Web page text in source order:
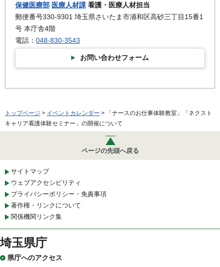
保健医療部 医療人材課 看護・医療人材担当
郵便番号330-9301 埼玉県さいたま市浦和区高砂三丁目15番1
号 本庁舎4階
電話： 048-830-3543
お問い合わせフォーム
トップページ > イベントカレンダー > 「ナースのお仕事体験教室」「ネクスト
キャリア看護体験セミナー」の開催について
ページの先頭へ戻る
サイトマップ
ウェブアクセシビリティ
プライバシーポリシー・免責事項
著作権・リンクについて
関係機関リンク集
埼玉県庁
県庁へのアクセス